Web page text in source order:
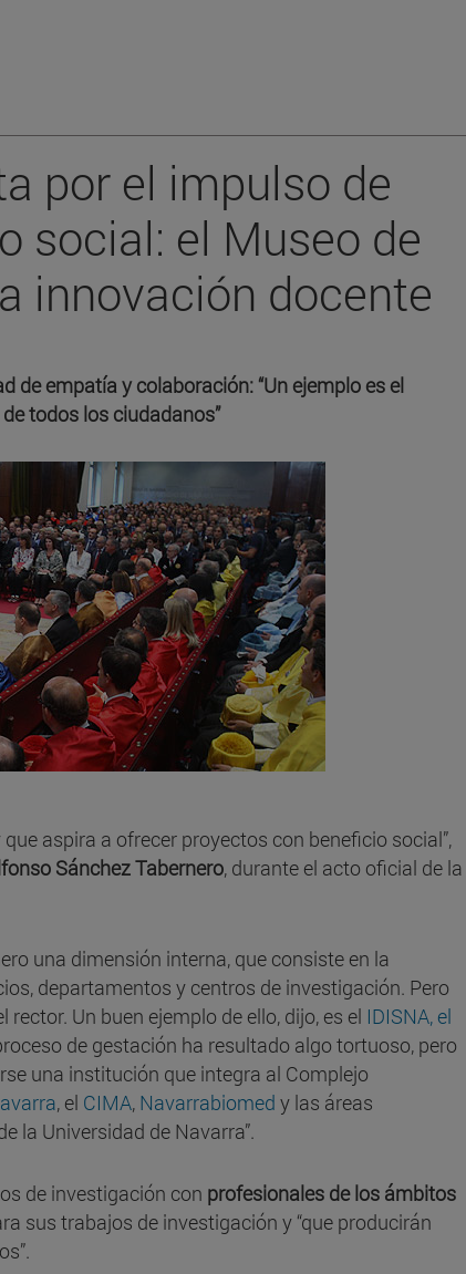
por el impulso de
social: el Museo de
innovación docente
de empatía y colaboración: “Un ejemplo es el
todos los ciudadanos”
aspira a ofrecer proyectos con beneficio social”,
Sánchez Tabernero, durante el acto oficial de la
una dimensión interna, que consiste en la
departamentos y centros de investigación. Pero
Un buen ejemplo de ello, dijo, es el IDISNA, el
de gestación ha resultado algo tortuoso, pero
una institución que integra al Complejo
, el CIMA, Navarrabiomed y las áreas
la Universidad de Navarra”.
de investigación con profesionales de los ámbitos
sus trabajos de investigación y “que producirán